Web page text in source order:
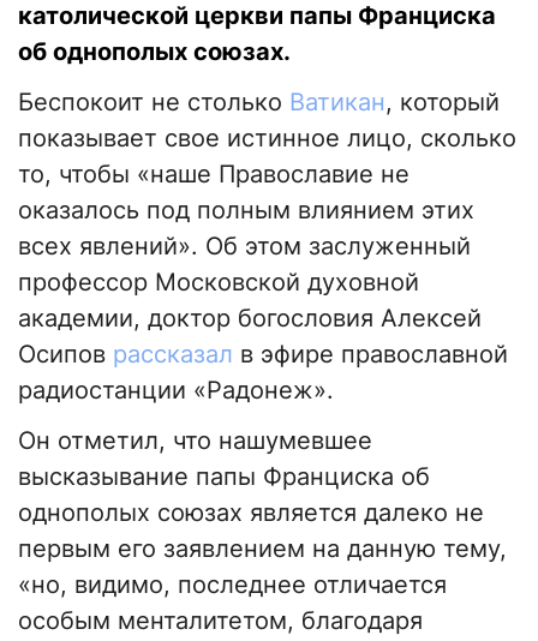
католической церкви папы Франциска
об однополых союзах.
Беспокоит не столько Ватикан, который
показывает свое истинное лицо, сколько
то, чтобы «наше Православие не
оказалось под полным влиянием этих
всех явлений». Об этом заслуженный
профессор Московской духовной
академии, доктор богословия Алексей
Осипов рассказал в эфире православной
радиостанции «Радонеж».
Он отметил, что нашумевшее
высказывание папы Франциска об
однополых союзах является далеко не
первым его заявлением на данную тему,
«но, видимо, последнее отличается
особым менталитетом, благодаря